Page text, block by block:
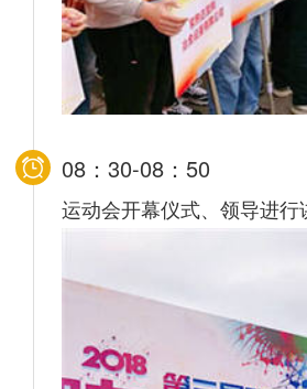
08：30-08：50
运动会开幕仪式、领导进行